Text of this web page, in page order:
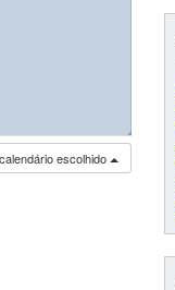
◢◢
escolhido